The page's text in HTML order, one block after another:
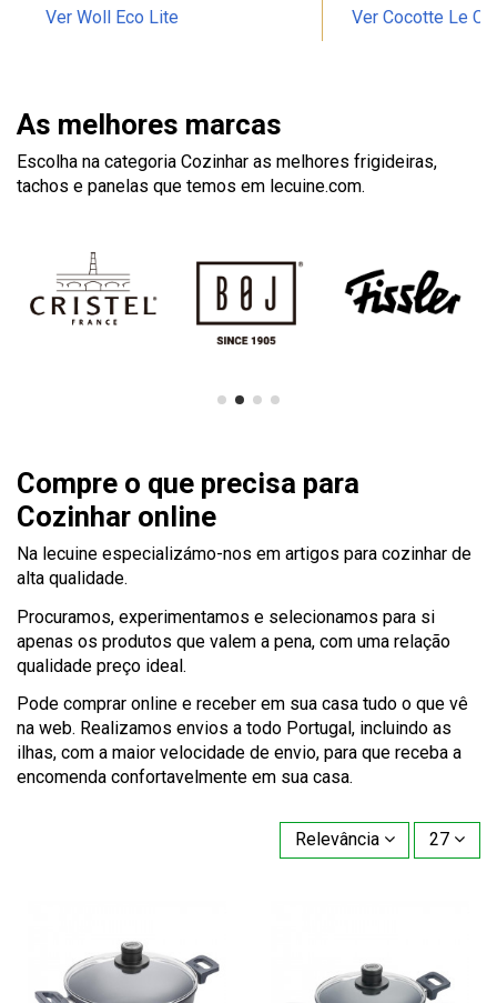
Ver Woll Eco Lite Ver Cocotte Le
As melhores marcas
Escolha na categoria Cozinhar as melhores frigideiras,
tachos e panelas que temos em lecuine.com.
Compre o que precisa para
Cozinhar online
Na lecuine especializámo-nos em artigos para cozinhar de
alta qualidade.
Procuramos, experimentamos e selecionamos para si
apenas os produtos que valem a pena, com uma relação
qualidade preço ideal.
Pode comprar online e receber em sua casa tudo o que vê
na web. Realizamos envios a todo Portugal, incluindo as
ilhas, com a maior velocidade de envio, para que receba a
encomenda confortavelmente em sua casa.
Relevância 27